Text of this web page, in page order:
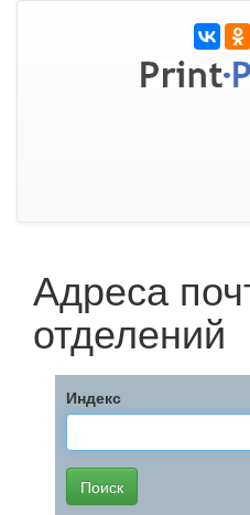
Адреса
отделений
Индекс